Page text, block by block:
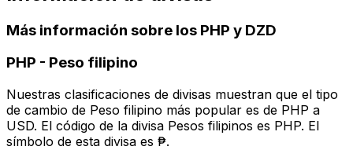
Más información sobre los PHP y DZD
PHP - Peso filipino
Nuestras clasificaciones de divisas muestran que el tipo
de cambio de Peso filipino más popular es de PHP a
USD. El código de la divisa Pesos filipinos es PHP. El
símbolo de esta divisa es ₱.